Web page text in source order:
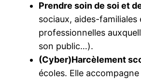
Prendre soin de soi et
sociaux, aides-
professionnelles
son public…).
(Cyber)Harcèlement
écoles. Elle